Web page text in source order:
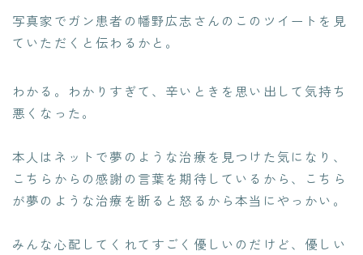
写真家でガン患者の幡野広志さんのこのツイートを見
ていただくと伝わるかと。
わかる。わかりすぎて、辛いときを思い出して気持ち
悪くなった。
本人はネットで夢のような治療を見つけた気になり、
こちらからの感謝の言葉を期待しているから、こちら
が夢のような治療を断ると怒るから本当にやっかい。
みんな心配してくれてすごく優しいのだけど、優しい